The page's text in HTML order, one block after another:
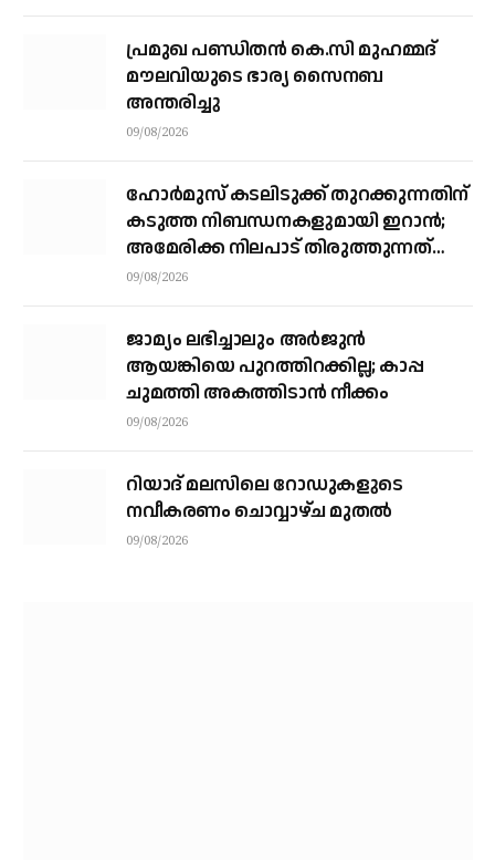
പ്രമുഖ പണ്ഡിതൻ കെ.സി മുഹമ്മദ്
മൗലവിയുടെ ഭാര്യ സൈനബ
അന്തരിച്ചു
09/08/2026
ഹോര്‍മുസ് കടലിടുക്ക് തുറക്കുന്നതിന്
കടുത്ത നിബന്ധനകളുമായി ഇറാന്‍;
അമേരിക്ക നിലപാട് തിരുത്തുന്നത്
വരെ തുറക്കില്ലെന്ന് കൗണ്‍സില്‍
09/08/2026
ജാമ്യം ലഭിച്ചാലും അര്‍ജുന്‍
ആയങ്കിയെ പുറത്തിറക്കില്ല; കാപ്പ
ചുമത്തി അകത്തിടാന്‍ നീക്കം
09/08/2026
റിയാദ് മലസിലെ റോഡുകളുടെ
നവീകരണം ചൊവ്വാഴ്ച മുതല്‍
09/08/2026